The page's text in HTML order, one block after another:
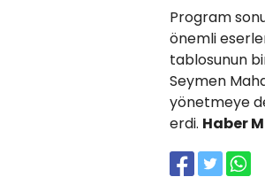
Program
önemli
tablosunun
Seymen
yönetmeye
erdi. Haber